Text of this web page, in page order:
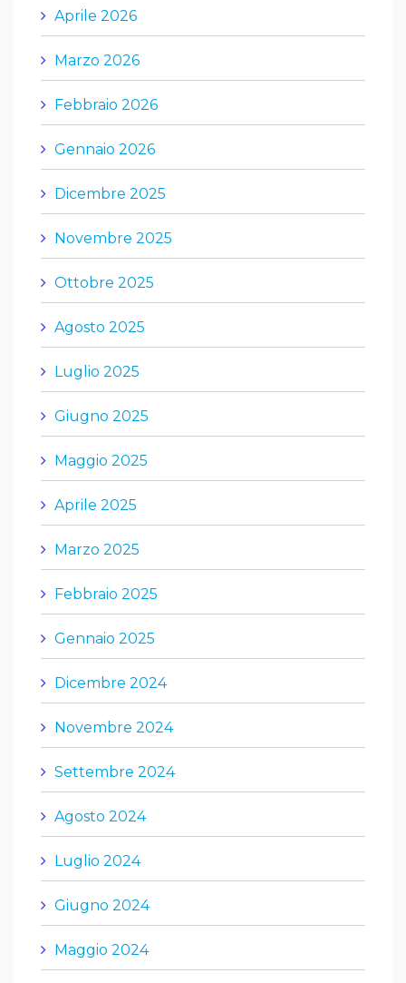
Aprile 2026
Marzo 2026
Febbraio 2026
Gennaio 2026
Dicembre 2025
Novembre 2025
Ottobre 2025
Agosto 2025
Luglio 2025
Giugno 2025
Maggio 2025
Aprile 2025
Marzo 2025
Febbraio 2025
Gennaio 2025
Dicembre 2024
Novembre 2024
Settembre 2024
Agosto 2024
Luglio 2024
Giugno 2024
Maggio 2024